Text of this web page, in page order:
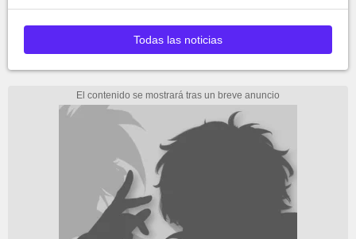
Todas las noticias